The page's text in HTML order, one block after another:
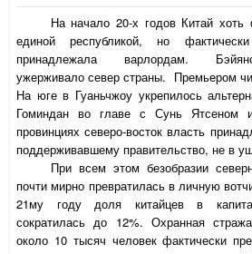
На начало 20-х годов Китай
единой республикой, но
принадлежала варлордам.
ужерживало север страны. Премьером
На юге в Гуаньчжоу укрепилось
Гоминдан во главе с Сунь
провинциях северо-восток власть
поддерживавшему правительство, не в
При всем этом безобразии
почти мирно превратилась в личную
21му году доля китайцев в
сократилась до 12%. Охранная
около 10 тысяч человек фактически